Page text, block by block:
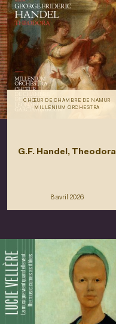
CHŒUR DE CHAMBRE DE NAMUR
MILLENIUM ORCHESTRA
G.F. Handel, Theodora
8 avril 2026